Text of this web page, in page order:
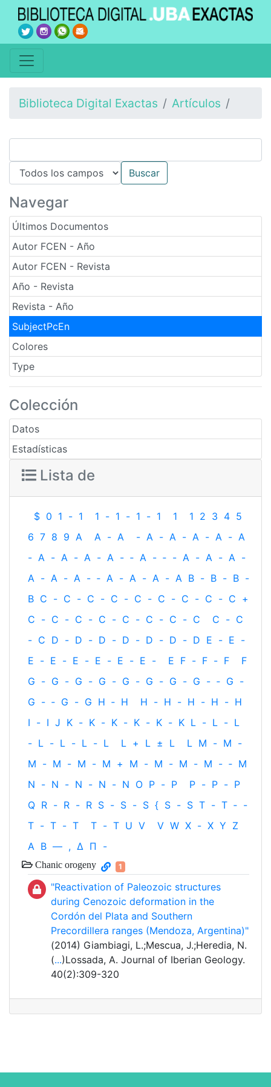
Biblioteca Digital Exactas Artículos
Navegar
Últimos Documentos
Autor FCEN - Año
Autor FCEN - Revista
Año - Revista
Revista - Año
SubjectPcEn
Colores
Type
Colección
Datos
Estadísticas
Lista de
$ 0 1 - 1 1 - 1 - 1 - 1 1 1 2 3 4 5
6 7 8 9 A A - A - A - A - A - A - A
- A - A - A - A - ‐ A - ‐ - A - A - A -
A - A - A - ‐ A - A - A - A B - B - B -
B C - C - C - C - C - C - C - C - C +
C - C - C - C - C - C - C - C C - C
- C D - D - D - D - D - D - D E - E -
E - E - E - E - E - E - E F - F - F
F
G - G - G - G - G - G - G - G - ‐ G -
G - ‐ G - G H ‐ H H - H - H - H - H
I - I J K - K - K - K - K - K L - L - L
- L - L - L - L L + L ± L L M - M -
M - M - M - M + M - M - M - M - ‐ M
N - N - N - N - N O P - P P - P - P
Q R - R - R S - S - S { S - S T - T ‐ -
T - T - T T - T U V V W X - X Y Z
Α Β — , Δ Π -
Chanic orogeny 1
"Reactivation of Paleozoic structures
during Cenozoic deformation in the
Cordón del Plata and Southern
Precordillera ranges (Mendoza, Argentina)"
(2014) Giambiagi, L.;Mescua, J.;Heredia, N.
(...)Lossada, A. Journal of Iberian Geology.
40(2):309-320